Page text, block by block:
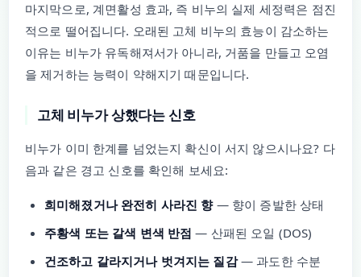
마지막으로, 계면활성 효과, 즉 비누의 실제 세정력은 점진
적으로 떨어집니다. 오래된 고체 비누의 효능이 감소하는
이유는 비누가 유독해져서가 아니라, 거품을 만들고 오염
을 제거하는 능력이 약해지기 때문입니다.
고체 비누가 상했다는 신호
비누가 이미 한계를 넘었는지 확신이 서지 않으시나요? 다
음과 같은 경고 신호를 확인해 보세요:
희미해졌거나 완전히 사라진 향— 향이 증발한 상태
주황색 또는 갈색 변색 반점 — 산패된 오일 (DOS)
건조하고 갈라지거나 벗겨지는 질감— 과도한 수분